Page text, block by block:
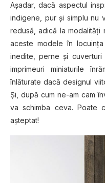
Aşadar, dacă aspectul
indigene, pur şi simplu nu
redusă, adică la
aceste modele în
inedite, perne şi
imprimeuri miniaturile
înlăturate dacă designul
Şi, după cum ne-am cam
va schimba ceva. Poate
aşteptat!